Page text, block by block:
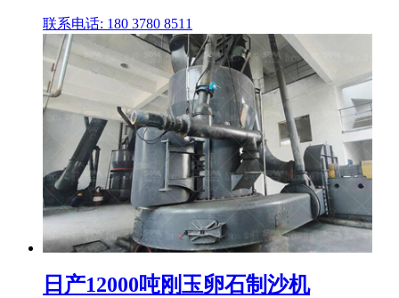
联系电话: 180 3780 8511
日产12000吨刚玉卵石制沙机